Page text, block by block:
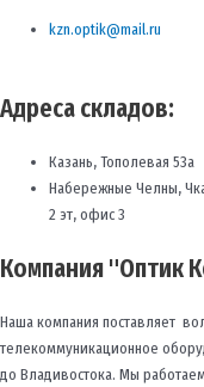
kzn.optik@mail.ru
Адреса складов:
Казань, Тополевая 53а
Набережные Челны,
2 эт, офис 3
Компания "Оптик
Наша компания поставляет
телекоммуникационное
до Владивостока. Мы